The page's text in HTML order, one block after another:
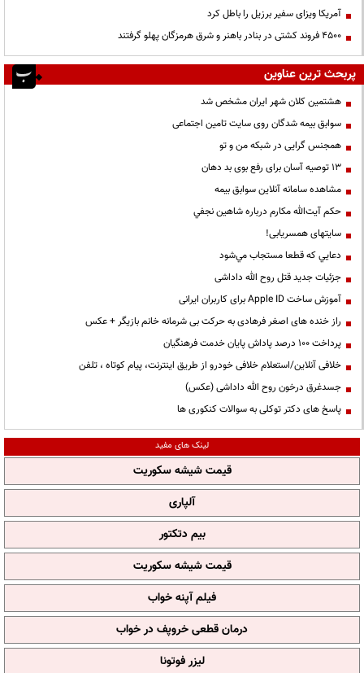
آمریکا ویزای سفیر برزیل را باطل کرد
۴۵۰۰ فروند کشتی در بنادر باهنر و شرق هرمزگان پهلو گرفتند
پربحث ترین عناوین
هشتمین کلان شهر ایران مشخص شد
سوابق بیمه شدگان روی سایت تامین اجتماعی
همجنس گرایی در شبکه من و تو
13 توصیه آسان برای رفع بوی بد دهان
مشاهده سامانه آنلاين سوابق بیمه
حكم آيت‌الله مكارم درباره شاهين نجفي
سایتهای همسریابی!
دعايي كه قطعا مستجاب مي‌شود
جزئیات جدید قتل روح الله داداشی
آموزش ساخت Apple ID برای کاربران ایرانی
راز خنده های اصغر فرهادی به حرکت بی شرمانه خانم بازیگر + عکس
پرداخت ۱۰۰ درصد پاداش پایان خدمت فرهنگیان
خلافی آنلاین/استعلام خلافی خودرو از طریق اینترنت، پیام کوتاه ، تلفن
جسدغرق درخون روح الله داداشی (عکس)
پاسخ های دکتر توکلی به سوالات کنکوری ها
لینک های مفید
قیمت شیشه سکوریت
آلپاری
بیم دتکتور
قیمت شیشه سکوریت
فیلم آپنه خواب
درمان قطعی خروپف در خواب
لیزر فوتونا